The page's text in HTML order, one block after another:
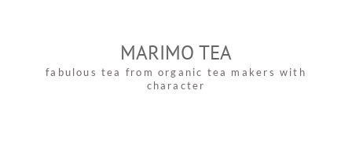
MARIMO TEA
fabulous tea from organic tea makers with
character